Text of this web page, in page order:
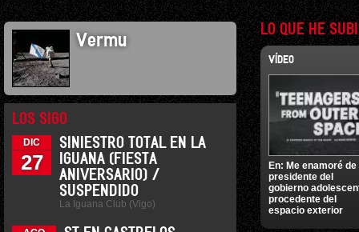
Vermu
LOS SIGO
DIC
27
SINIESTRO TOTAL EN LA
IGUANA (FIESTA
ANIVERSARIO) /
SUSPENDIDO
La Iguana Club (Vigo)
LO QUE HE
VÍDEO
En: Me enamoré de
presidente del
gobierno
procedente del
espacio exterior